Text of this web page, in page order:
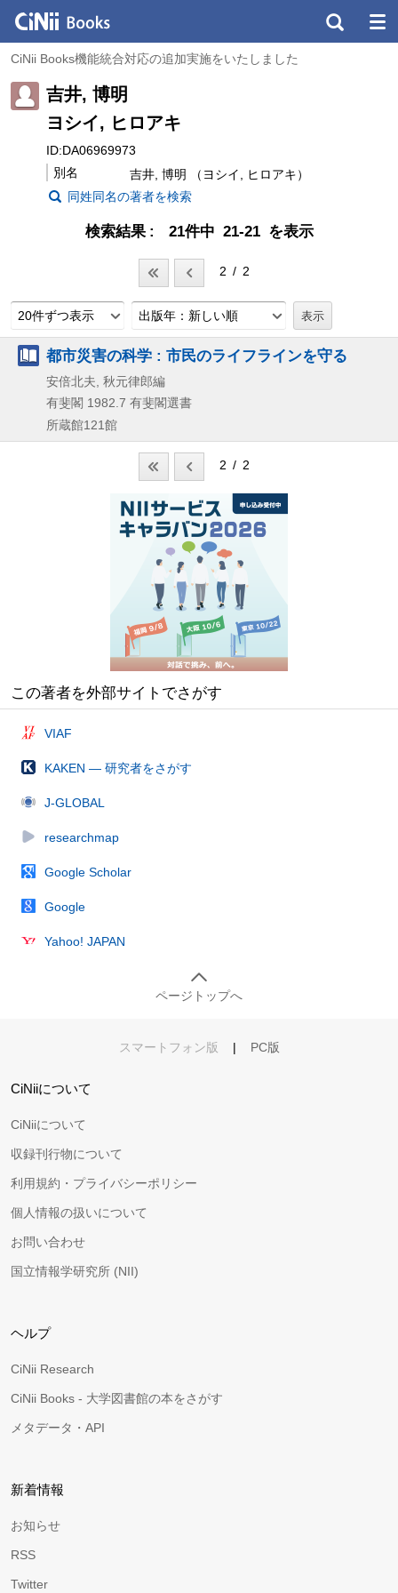
CiNii Books機能統合対応の追加実施をいたしました
吉井, 博明
ヨシイ, ヒロアキ
ID:DA06969973
別名
吉井, 博明 （ヨシイ, ヒロアキ）
同姓同名の著者を検索
検索結果 21件中 21-21 を表示
2 / 2
20件ずつ表示 出版年：新しい順
都市災害の科学 : 市民のライフラインを守る
安倍北夫, 秋元律郎編
有斐閣 1982.7 有斐閣選書
所蔵館121館
2 / 2
この著者を外部サイトでさがす
VIAF
KAKEN — 研究者をさがす
J-GLOBAL
researchmap
Google Scholar
Google
Yahoo! JAPAN
ページトップへ
スマートフォン版 | PC版
CiNiiについて
CiNiiについて
収録刊行物について
利用規約・プライバシーポリシー
個人情報の扱いについて
お問い合わせ
国立情報学研究所 (NII)
ヘルプ
CiNii Research
CiNii Books - 大学図書館の本をさがす
メタデータ・API
新着情報
お知らせ
RSS
Twitter